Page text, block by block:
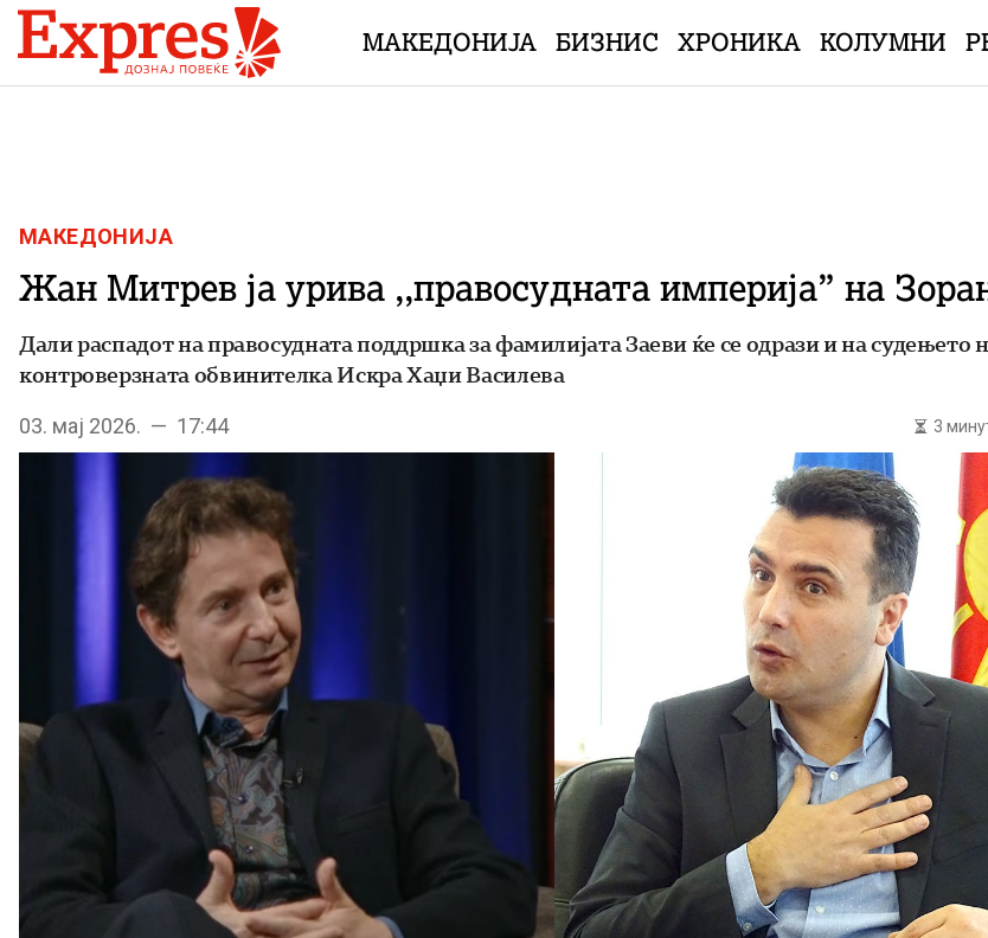
Skip to content
МАКЕДОНИЈА БИЗНИС ХРОНИКА КОЛУМНИ
МАКЕДОНИЈА
Жан Митрев ја урива ,,правосудната империја” на
Дали распадот на правосудната поддршка за фамилијата Заеви ќе се одрази и на
контроверзната обвинителка Искра Хаџи Василева
03. мај 2026. — 17:44 3